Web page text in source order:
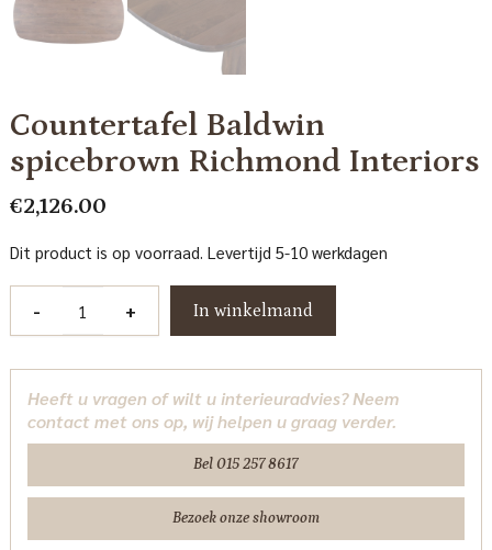
Countertafel Baldwin
spicebrown Richmond Interiors
€2,126.00
Dit product is op voorraad. Levertijd 5-10 werkdagen
-
Richmond
Interiors
aantal
+ In winkelmand
Heeft u vragen of wilt u interieuradvies? Neem
contact met ons op, wij helpen u graag verder.
Bel 015 257 8617
Bezoek onze showroom